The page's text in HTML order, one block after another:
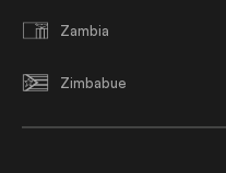
Zambia
Zimbabue